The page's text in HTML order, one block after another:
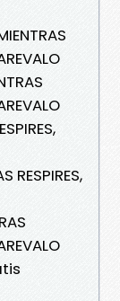
RESPIRES,